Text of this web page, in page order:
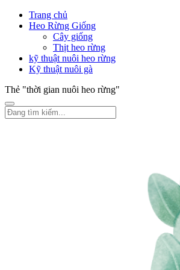
Trang chủ
Heo Rừng Giống
Cây giống
Thịt heo rừng
kỹ thuật nuôi heo rừng
Kỹ thuật nuôi gà
Thẻ "thời gian nuôi heo rừng"